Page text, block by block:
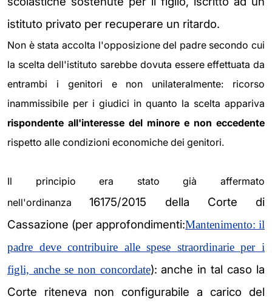
istituto privato per recuperare un ritardo.
Non è stata accolta l'opposizione del padre secondo cui
la scelta dell'istituto sarebbe dovuta essere effettuata da
entrambi i genitori e non unilateralmente: ricorso
inammissibile per i giudici in quanto la scelta appariva
rispondente all'interesse del minore e non eccedente
rispetto alle condizioni economiche dei genitori.
Il principio era stato già affermato
nell'ordinanza16175/2015 della Corte di
Cassazione (per approfondimenti:Mantenimento: il
padre deve contribuire alle spese straordinarie per i
figli, anche se non concordate): anche in tal caso la
Corte riteneva non configurabile a carico del